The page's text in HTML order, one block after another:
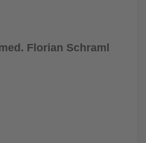
Florian Schraml